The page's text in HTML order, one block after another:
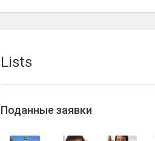
Lists
Поданные заявки